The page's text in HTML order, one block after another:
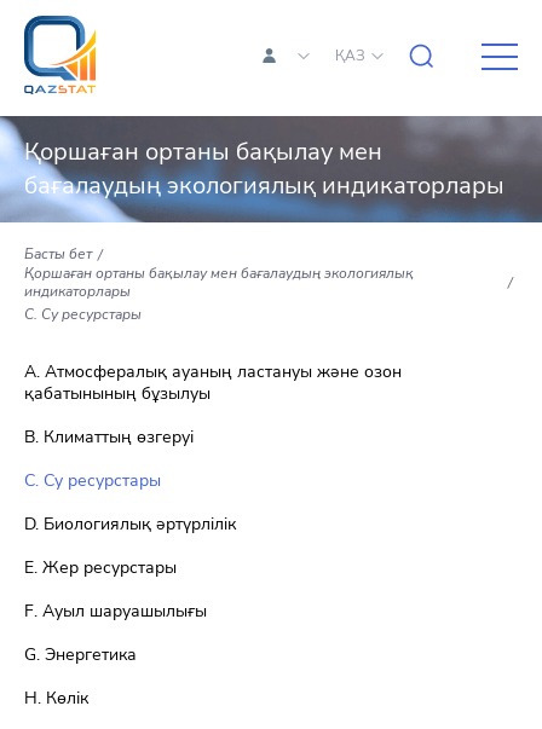
ҚАЗ
Қоршаған ортаны бақылау мен
бағалаудың экологиялық индикаторлары
Басты бет
Қоршаған ортаны бақылау мен бағалаудың экологиялық
индикаторлары
С. Су ресурстары
A. Атмосфералық ауаның ластануы және озон
қабатынының бұзылуы
В. Климаттың өзгеруі
С. Су ресурстары
D. Биологиялық әртүрлiлiк
Е. Жер ресурстары
F. Ауыл шаруашылығы
G. Энергетика
H. Көлік